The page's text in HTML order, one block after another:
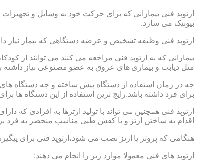
ارتوپد فنی بیمارانی که برای حرکت خود به وسایل و
بیونیک می سازد.
ارتوپد فنی وظیفه تشخیص و عرضه دستگاهی که بیمار
بیمارانی که به ارتوپد فنی مراجعه می کنند می توانند از
مثل دیابت و بیماری های عروق به عضو مصنوعی نیاز داشته
چه در زمان استفاده از دستگاه پیش ساخته و چه دستگاه
برای فرد داشته باشد.رایج ترین استفاده از این دستگاه ها
ارتوپد فنی همچنین می تواند با تولید ارتزها به افرادی
اقدام به ساختن ارتز و یا کفش طبی مناسب منحصر به فرد
هنگامی که پروتز یا ارتز نصب می شود،ارتوپد فنی برای
ارتوپد های فنی معمولا موارد زیر را انجام می دهند: